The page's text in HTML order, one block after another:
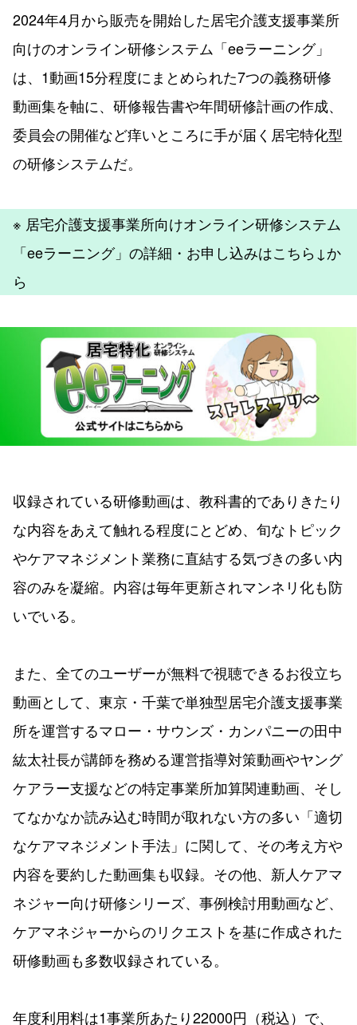
2024年4月から販売を開始した居宅介護支援事業所
向けのオンライン研修システム「eeラーニング」
は、1動画15分程度にまとめられた7つの義務研修
動画集を軸に、研修報告書や年間研修計画の作成、
委員会の開催など痒いところに手が届く居宅特化型
の研修システムだ。
※ 居宅介護支援事業所向けオンライン研修システム
「eeラーニング」の詳細・お申し込みはこちら↓か
ら
収録されている研修動画は、教科書的でありきたり
な内容をあえて触れる程度にとどめ、旬なトピック
やケアマネジメント業務に直結する気づきの多い内
容のみを凝縮。内容は毎年更新されマンネリ化も防
いでいる。
また、全てのユーザーが無料で視聴できるお役立ち
動画として、東京・千葉で単独型居宅介護支援事業
所を運営するマロー・サウンズ・カンパニーの田中
紘太社長が講師を務める運営指導対策動画やヤング
ケアラー支援などの特定事業所加算関連動画、そし
てなかなか読み込む時間が取れない方の多い「適切
なケアマネジメント手法」に関して、その考え方や
内容を要約した動画集も収録。その他、新人ケアマ
ネジャー向け研修シリーズ、事例検討用動画など、
ケアマネジャーからのリクエストを基に作成された
研修動画も多数収録されている。
年度利用料は1事業所あたり22000円（税込）で、